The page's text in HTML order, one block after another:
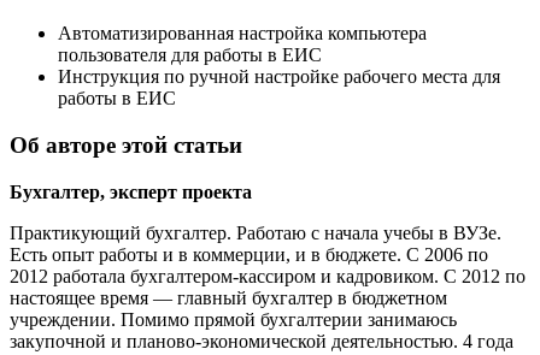
Автоматизированная настройка компьютера
пользователя для работы в ЕИС
Инструкция по ручной настройке рабочего места для
работы в ЕИС
Об авторе этой статьи
Бухгалтер, эксперт проекта
Практикующий бухгалтер. Работаю с начала учебы в ВУЗе.
Есть опыт работы и в коммерции, и в бюджете. С 2006 по
2012 работала бухгалтером-кассиром и кадровиком. С 2012 по
настоящее время — главный бухгалтер в бюджетном
учреждении. Помимо прямой бухгалтерии занимаюсь
закупочной и планово-экономической деятельностью. 4 года